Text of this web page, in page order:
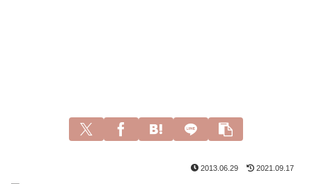
2013.06.29 2021.09.17